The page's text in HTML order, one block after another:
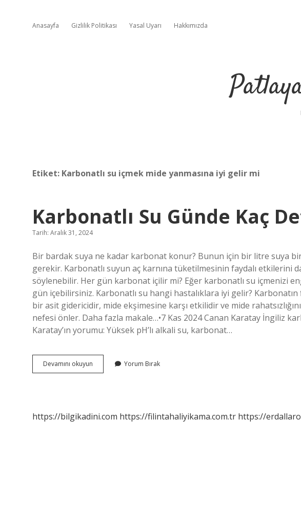
Anasayfa Gizlilik Politikası Yasal Uyarı Hakkımızda
Etiket: Karbonatlı su içmek mide yanmasına iyi gelir mi
Karbonatlı Su Günde Kaç
Tarih: Aralık 31, 2024
Bir bardak suya ne kadar karbonat konur? Bunun için bir litre suya bir
gerekir. Karbonatlı suyun aç karnına tüketilmesinin faydalı etkilerini
söylenebilir. Her gün karbonat içilir mi? Eğer karbonatlı su içmenizi
gün içebilirsiniz. Karbonatlı su hangi hastalıklara iyi gelir?
bir asit gidericidir, mide ekşimesine karşı etkilidir ve mide
nefesi önler. Daha fazla makale…•7 Kas 2024 Canan Karatay İngiliz
Karatay’ın yorumu: Yüksek pH’lı alkali su, karbonat…
Devamını okuyun Karbonatlı
Su
Yorum Bırak
https://bilgikadini.com https://filintahaliyikama.com.tr https://